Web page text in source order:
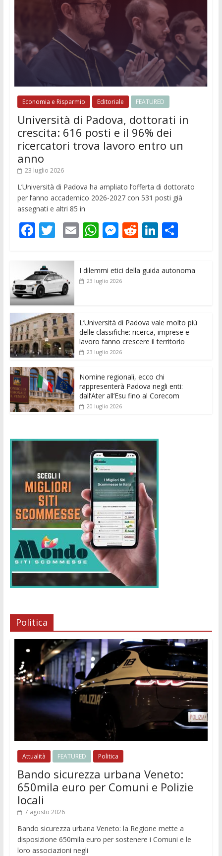
Economia e Risparmio Editoriale FEATURED
Università di Padova, dottorati in
crescita: 616 posti e il 96% dei
ricercatori trova lavoro entro un
anno
23 luglio 2026
L’Università di Padova ha ampliato l’offerta di dottorato
per l’anno accademico 2026-2027 con 531 posti già
assegnati e altri 85 in
F
e
b
o
o
k
T
itt
er
E
ai
l
W
s
p
M
ss
e
er
R
di
Li
e
C
di
I dilemmi etici della guida autonoma
23 luglio 2026
L’Università di Padova vale molto più
delle classifiche: ricerca, imprese e
lavoro fanno crescere il territorio
23 luglio 2026
Nomine regionali, ecco chi
rappresenterà Padova negli enti:
dall’Ater all’Esu fino al Corecom
20 luglio 2026
Politica
Attualità FEATURED Politica
Bando sicurezza urbana Veneto:
650mila euro per Comuni e Polizie
locali
7 agosto 2026
Bando sicurezza urbana Veneto: la Regione mette a
disposizione 650mila euro per sostenere i Comuni e le
loro associazioni negli